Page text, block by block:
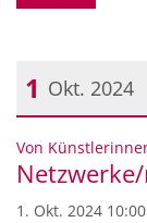
1 Okt. 2024
Datum: 1.
Von
1. Okt. 2024